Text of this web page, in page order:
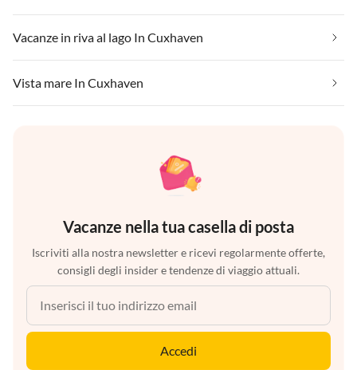
Vacanze in riva al lago In Cuxhaven
Vista mare In Cuxhaven
Vacanze nella tua casella di posta
Iscriviti alla nostra newsletter e ricevi regolarmente offerte,
consigli degli insider e tendenze di viaggio attuali.
Accedi